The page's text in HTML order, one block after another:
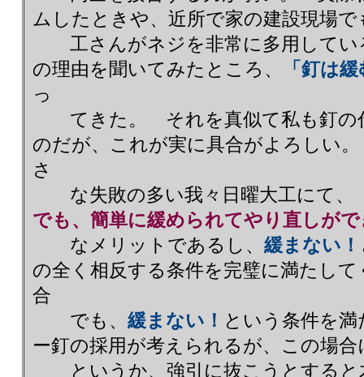
ムしたときや、近所で家の建設現場
工さんがネジを非常に多用して
の理由を聞いてみたところ、
「釘は
っ
てきた。 それを真似て私も釘の
のだが、これが実に具合がよろしい
さ
な失敗の多い我々日曜大工にて、
でも、簡単に緩められてやり直しが
なメリットであるし、 緩まない！
の全く相反する条件を完璧に満たし
合
でも、 緩まない！ という条件を
ー釘の採用が考えられるが、この場
というか、強引に抜こうとすると